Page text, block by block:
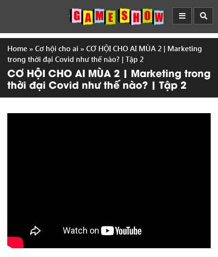
Home » Cơ hội cho ai » CƠ HỘI CHO AI MÙA 2 | Marketing
trong thời đại Covid như thế nào? | Tập 2
CƠ HỘI CHO AI MÙA 2 | Marketing trong
thời đại Covid như thế nào? | Tập 2